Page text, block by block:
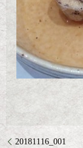
20181116_001